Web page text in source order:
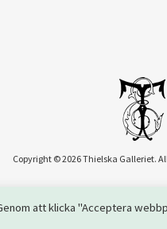
Copyright © 2026 Thielska Galleriet.
att klicka "Acceptera